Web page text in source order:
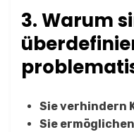
3. Warum
Sie verhindern
Sie